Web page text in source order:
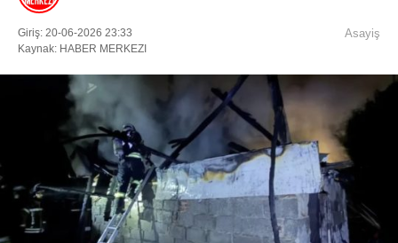
Giriş: 20-06-2026 23:33
Kaynak: HABER MERKEZI
Asayiş